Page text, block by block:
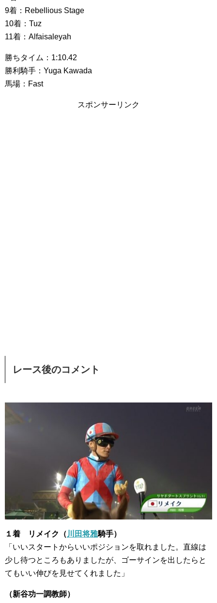
9着：Rebellious Stage
10着：Tuz
11着：Alfaisaleyah
勝ちタイム：1:10.42
勝利騎手：Yuga Kawada
馬場：Fast
スポンサーリンク
レース後のコメント
１着 リメイク（ 川田将雅騎手）
「いいスタートからいいポジションを取れました。直線は
少し待つところもありましたが、ゴーサインを出したらと
てもいい伸びを見せてくれました」
（新谷功一調教師）